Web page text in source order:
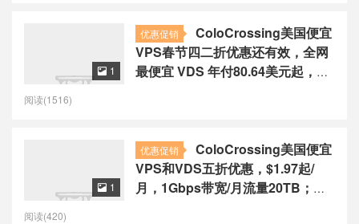
优惠促销
ColoCrossing美国便宜
VPS春节四二折优惠还有效，全网
最便宜 VDS 年付80.64美元起，
 1
阅读(1516)
优惠促销
ColoCrossing美国便宜
VPS和VDS五折优惠，$1.97起/
月，1Gbps带宽/月流量20TB；情
 1
阅读(420)